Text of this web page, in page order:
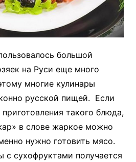
большой
на Руси еще много
многие кулинары
русской пищей. Если
такого блюда,
в слове жаркое можно
нужно готовить мясо.
с сухофруктами получается